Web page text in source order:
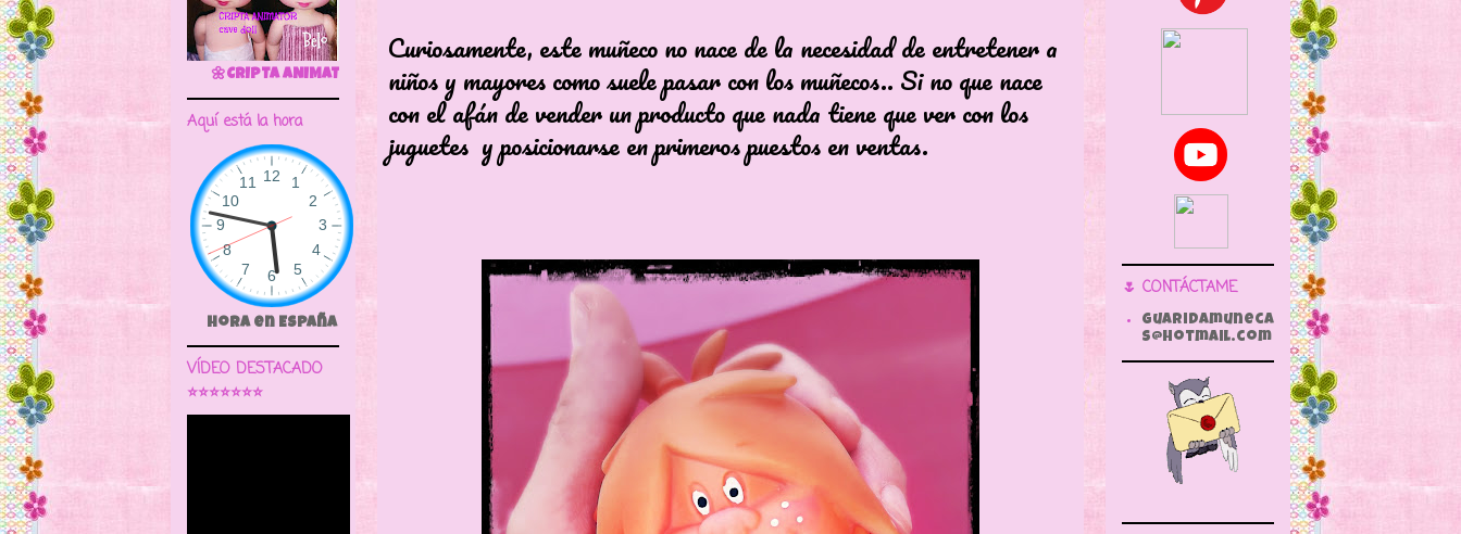
Curiosamente, este muñeco no nace de la necesidad de entretener a
niños y mayores como suele pasar con los muñecos.. Si no que nace
con el afán de vender un producto que nada tiene que ver con los
juguetes y posicionarse en primeros puestos en ventas.
🌼CRIPTA ANIMATOR CAVE DOLL
Aquí está la hora
Hora en España
VÍDEO DESTACADO
⭐⭐⭐⭐⭐⭐⭐
🌷 CONTÁCTAME
guaridamuneca
s@hotmail.com